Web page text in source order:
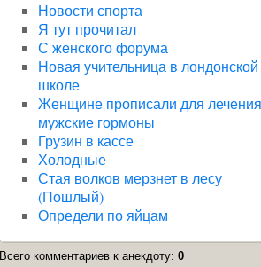
Новости спорта
Я тут прочитал
С женского форума
Новая учительница в лондонской
школе
Женщине прописали для лечения
мужские гормоны
Грузин в кассе
Холодные
Стая волков мерзнет в лесу
(Пошлый)
Определи по яйцам
Всего комментариев к анекдоту: 0